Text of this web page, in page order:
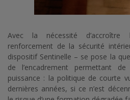
Avec la nécessité
renforcement de la sécurité
dispositif Sentinelle – se pose la
de l’encadrement permettant
puissance : la politique de courte
dernières années, si ce n’est